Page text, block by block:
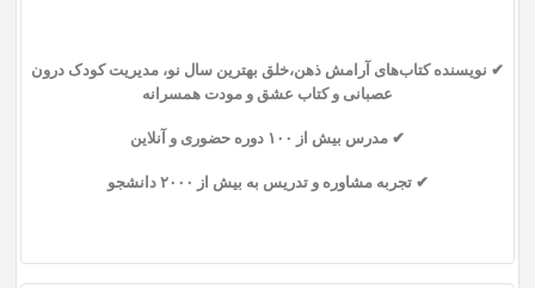
✔ نویسنده کتاب‌های آرامش ذهن،‌خلق بهترین سال نو، مدیریت کودک درون
عصبانی و کتاب عشق و مودت همسرانه
✔ مدرس بیش از ۱۰۰ دوره حضوری و آنلاین
✔ تجربه مشاوره و تدریس به بیش از ۲۰۰۰ دانشجو